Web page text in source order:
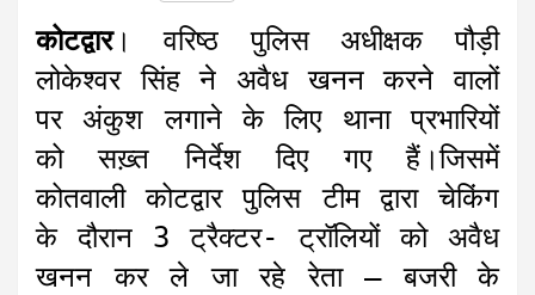
t
s
A
p
p
e
b
o
o
k
s
s
e
n
g
e
r
i
t
e
r
a
i
l
g
r
m
कोटद्वार। वरिष्ठ पुलिस अधीक्षक पौड़ी
लोकेश्वर सिंह ने अवैध खनन करने वालों
पर अंकुश लगाने के लिए थाना प्रभारियों
को सख़्त निर्देश दिए गए हैं।जिसमें
कोतवाली कोटद्वार पुलिस टीम द्वारा चेकिंग
के दौरान 3 ट्रैक्टर- ट्रॉलियों को अवैध
खनन कर ले जा रहे रेता – बजरी के